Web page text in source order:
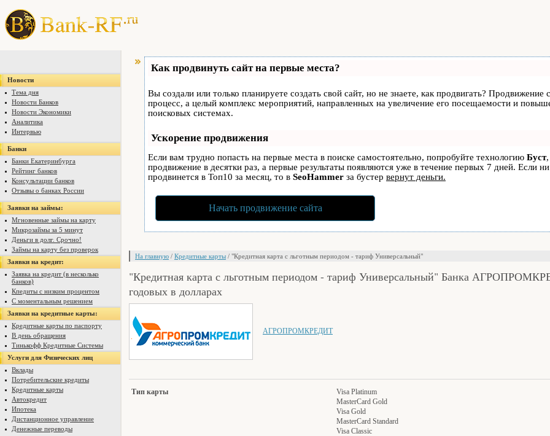
Новости
Тема дня
Новости Банков
Новости Экономики
Аналитика
Интервью
Банки
Банки Екатеринбурга
Рейтинг банков
Консультации банков
Отзывы о банках России
Заявки на займы:
Мгновенные займы на карту
Микрозаймы за 5 минут
Деньги в долг. Срочно!
Займы на карту без проверок
Заявки на кредит:
Заявка на кредит (в несколько
банков)
Кпедиты с низким процентом
С моментальным решением
Заявки на кредитные карты:
Кредитные карты по паспорту
В день обращения
Тинькофф Кредитные Системы
Услуги для Физических лиц
Вклады
Потребительские кредиты
Кредитные карты
Автокредит
Ипотека
Дистанционное управление
Денежные переводы
Как продвинуть сайт на первые места?
Вы создали или только планируете создать свой сайт, но не знаете, как продвигать? Продвижение
процесс, а целый комплекс мероприятий, направленных на увеличение его посещаемости и
поисковых системах.
Ускорение продвижения
Если вам трудно попасть на первые места в поиске самостоятельно, попробуйте технологию Буст
продвижение в десятки раз, а первые результаты появляются уже в течение первых 7 дней. Если
продвинется в Топ10 за месяц, то в SeoHammer за бустер вернут деньги.
Начать продвижение сайта
На главную / Кредитные карты / "Кредитная карта с льготным периодом - тариф Универсальный"
"Кредитная карта с льготным периодом - тариф Универсальный" Банка
годовых в долларах
АГРОПРОМКРЕДИТ
Тип карты
Visa Platinum
MasterCard Gold
Visa Gold
MasterCard Standard
Visa Classic